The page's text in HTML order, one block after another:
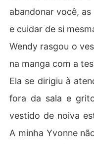
abandonar você,
e cuidar de si
Wendy rasgou o
na manga com a
Ela se dirigiu à
fora da sala e
vestido de noiva
A minha Yvonne